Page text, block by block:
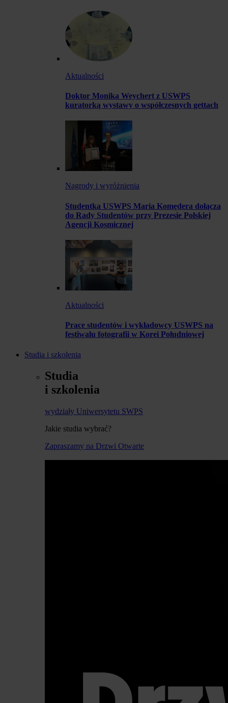
Aktualności
Doktor Monika Weychert z USWPS
kuratorką wystawy o współczesnych gettach
Nagrody i wyróżnienia
Studentka USWPS Maria Komędera dołącza
do Rady Studentów przy Prezesie Polskiej
Agencji Kosmicznej
Aktualności
Prace studentów i wykładowcy USWPS na
festiwalu fotografii w Korei Południowej
Studia i szkolenia
Studia
i szkolenia
wydziały Uniwersytetu SWPS
Jakie studia wybrać?
Zapraszamy na Drzwi Otwarte